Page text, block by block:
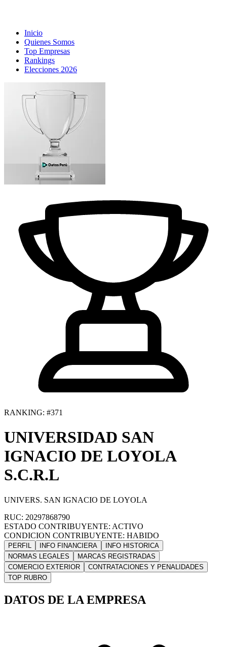
Inicio
Quienes Somos
Top Empresas
Rankings
Elecciones 2026
RANKING: #371
UNIVERSIDAD SAN
IGNACIO DE LOYOLA
S.C.R.L
UNIVERS. SAN IGNACIO DE LOYOLA
RUC: 20297868790
ESTADO CONTRIBUYENTE: ACTIVO
CONDICION CONTRIBUYENTE: HABIDO
PERFIL INFO FINANCIERA
INFO HISTORICA
NORMAS LEGALES
MARCAS REGISTRADAS
COMERCIO EXTERIOR
CONTRATACIONES Y PENALIDADES
TOP RUBRO
DATOS DE LA EMPRESA